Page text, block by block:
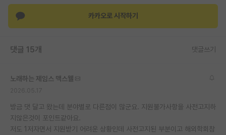
카카오로 시작하기
댓글 15개 댓글쓰기
노래하는 제임스 맥스웰
방금 댓 달고 왔는데 분야별로 다른점이 많군요. 지원불가사항을 사전고지하
지않은것이 포인트같아요.
저도 1저자면서 지원받기 어려운 상황인데 사전고지된 부분이고 해외학회참